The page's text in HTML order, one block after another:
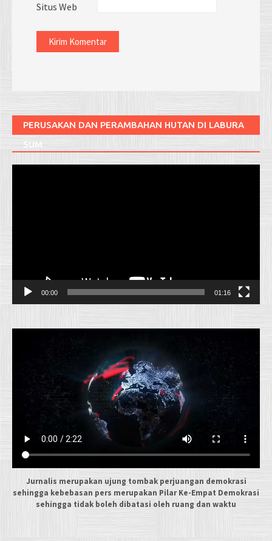
Situs Web
PERUSAKAN DAN PERAMBAHAN HUTAN DI LABURA
SUM
00:00 01:16
Jurnalis merupakan ujung tombak perjuangan demokrasi
sehingga kebebasan pers merupakan Pilar Ke-Empat Demokrasi
sehingga tidak boleh dibatasi oleh ruang dan waktu